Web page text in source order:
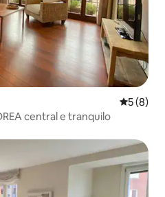
5 de
5 (8)
central e tranquilo